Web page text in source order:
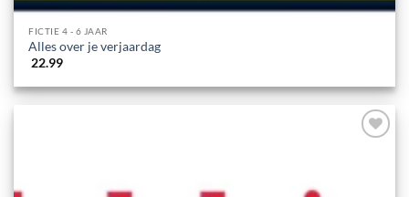
FICTIE 4 - 6 JAAR
Alles over je verjaardag
22.99